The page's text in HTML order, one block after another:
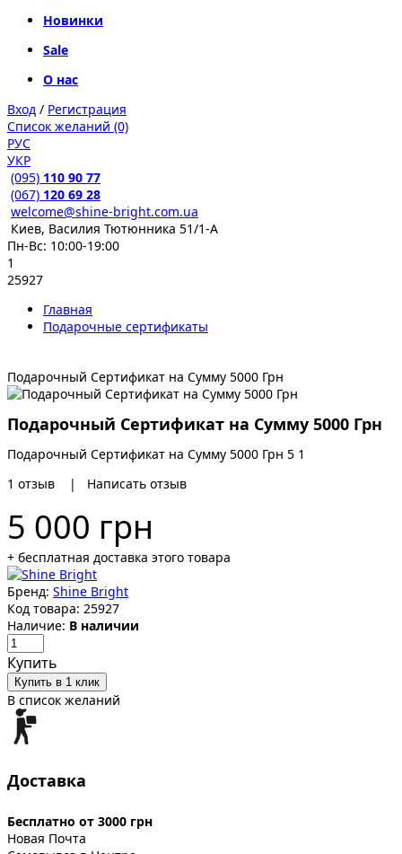
Новинки
Sale
О нас
Вход / Регистрация
Список желаний (0)
РУС
УКР
(095) 110 90 77
(067) 120 69 28
welcome@shine-bright.com.ua
Киев, Василия Тютюнника 51/1-А
Пн-Вс: 10:00-19:00
1
25927
Главная
Подарочные сертификаты
Подарочный Сертификат на Сумму 5000 Грн
Подарочный Сертификат на Сумму 5000 Грн
Подарочный Сертификат на Сумму 5000 Грн 5 1
1 отзыв | Написать отзыв
5 000 грн
+ бесплатная доставка этого товара
Бренд: Shine Bright
Код товара: 25927
Наличие: В наличии
Купить
Купить в 1 клик
В список желаний
Доставка
Бесплатно от 3000 грн
Новая Почта